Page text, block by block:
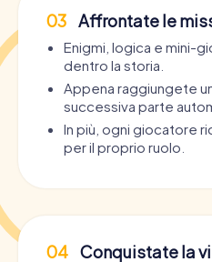
03 Affrontate le
Enigmi, logica e mini-
dentro la storia.
Appena raggiungete
successiva parte
In più, ogni giocatore
per il proprio ruolo.
04 Conquistate la